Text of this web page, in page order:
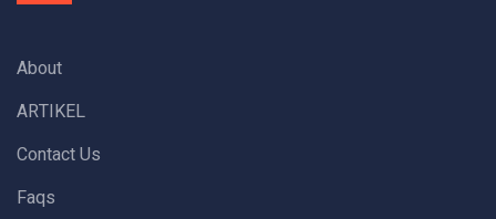
About
ARTIKEL
Contact Us
Faqs